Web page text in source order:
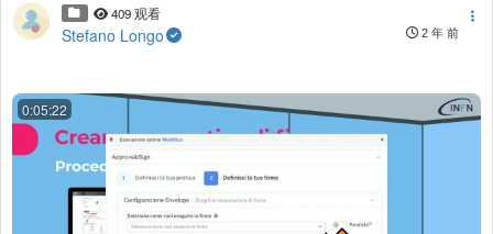
409 观看
Stefano Longo 2 年 前
0:05:22